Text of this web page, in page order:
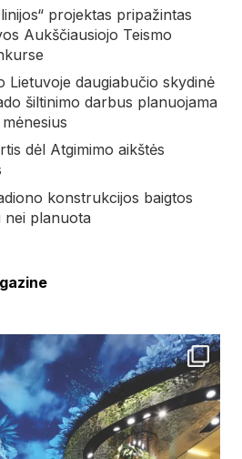
projektas pripažintas
Aukščiausiojo Teismo
Lietuvoje daugiabučio skydinė
šiltinimo darbus planuojama
dėl Atgimimo aikštės
konstrukcijos baigtos
nei planuota